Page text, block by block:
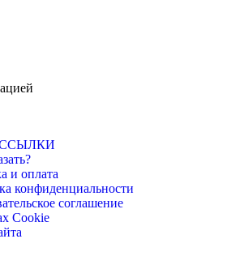
и оплата
конфиденциальности
соглашение
Cookie